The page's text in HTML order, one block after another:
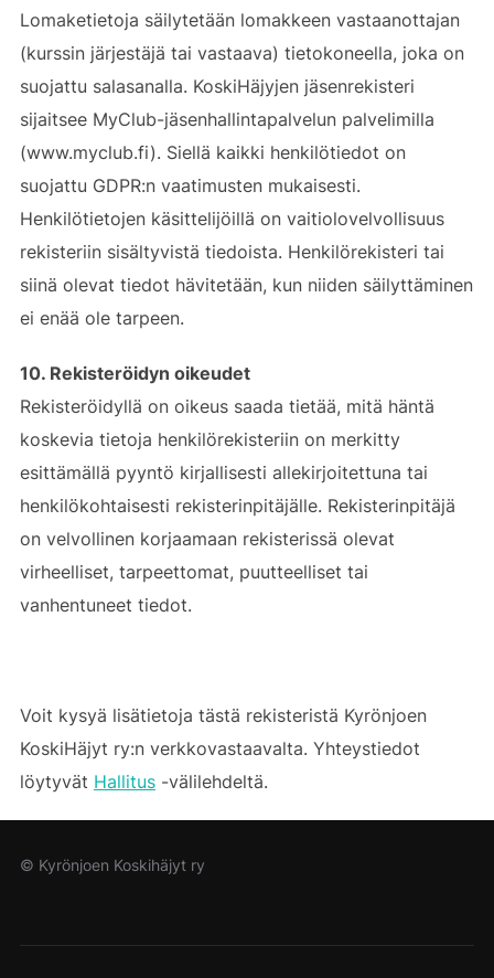
Lomaketietoja säilytetään lomakkeen vastaanottajan
(kurssin järjestäjä tai vastaava) tietokoneella, joka on
suojattu salasanalla. KoskiHäjyjen jäsenrekisteri
sijaitsee MyClub-jäsenhallintapalvelun palvelimilla
(www.myclub.fi). Siellä kaikki henkilötiedot on
suojattu GDPR:n vaatimusten mukaisesti.
Henkilötietojen käsittelijöillä on vaitiolovelvollisuus
rekisteriin sisältyvistä tiedoista. Henkilörekisteri tai
siinä olevat tiedot hävitetään, kun niiden säilyttäminen
ei enää ole tarpeen.
10. Rekisteröidyn oikeudet
Rekisteröidyllä on oikeus saada tietää, mitä häntä
koskevia tietoja henkilörekisteriin on merkitty
esittämällä pyyntö kirjallisesti allekirjoitettuna tai
henkilökohtaisesti rekisterinpitäjälle. Rekisterinpitäjä
on velvollinen korjaamaan rekisterissä olevat
virheelliset, tarpeettomat, puutteelliset tai
vanhentuneet tiedot.
Voit kysyä lisätietoja tästä rekisteristä Kyrönjoen
KoskiHäjyt ry:n verkkovastaavalta. Yhteystiedot
löytyvät Hallitus-välilehdeltä.
© Kyrönjoen Koskihäjyt ry